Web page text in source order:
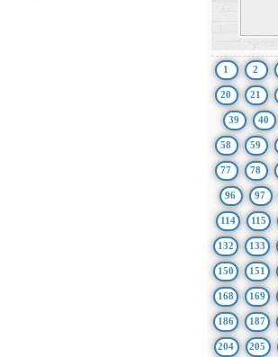
1 2
20 21
39 40
58 59
77 78
96 97
114 115
132 133
150 151
168 169
186 187
204 205